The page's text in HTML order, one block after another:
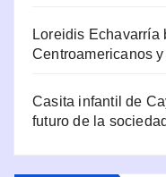
Loreidis
Centroamericanos
Casita infantil de
futuro de la sociedad